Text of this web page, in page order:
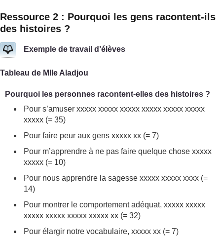
Ressource 2 : Pourquoi les gens racontent-ils
des histoires ?
Exemple de travail d’élèves
Tableau de Mlle Aladjou
Pourquoi les personnes racontent-elles des histoires ?
Pour s’amuser xxxxx xxxxx xxxxx xxxxx xxxxx xxxxx
xxxxx (= 35)
Pour faire peur aux gens xxxxx xx (= 7)
Pour m’apprendre à ne pas faire quelque chose xxxxx
xxxxx (= 10)
Pour nous apprendre la sagesse xxxxx xxxxx xxxx (=
14)
Pour montrer le comportement adéquat, xxxxx xxxxx
xxxxx xxxxx xxxxx xxxxx xx (= 32)
Pour élargir notre vocabulaire, xxxxx xx (= 7)